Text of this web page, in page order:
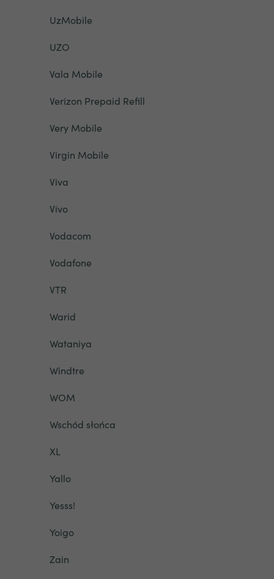
UzMobile
UZO
Vala Mobile
Verizon Prepaid Refill
Very Mobile
Virgin Mobile
Viva
Vivo
Vodacom
Vodafone
VTR
Warid
Wataniya
Windtre
WOM
Wschód słońca
XL
Yallo
Yesss!
Yoigo
Zain